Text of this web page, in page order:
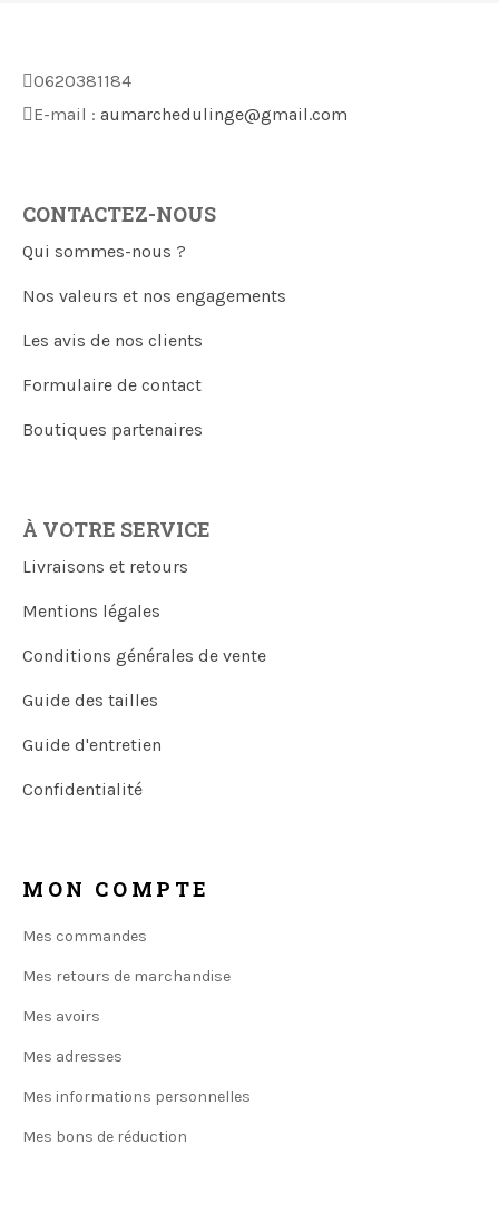
0620381184
E-mail : aumarchedulinge@gmail.com
CONTACTEZ-NOUS
Qui sommes-nous ?
Nos valeurs et nos engagements
Les avis de nos clients
Formulaire de contact
Boutiques partenaires
À VOTRE SERVICE
Livraisons et retours
Mentions légales
Conditions générales de vente
Guide des tailles
Guide d'entretien
Confidentialité
MON COMPTE
Mes commandes
Mes retours de marchandise
Mes avoirs
Mes adresses
Mes informations personnelles
Mes bons de réduction